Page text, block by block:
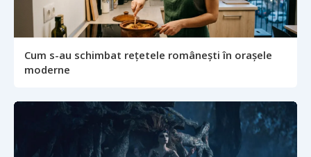
Cum s-au schimbat rețetele românești în orașele
moderne